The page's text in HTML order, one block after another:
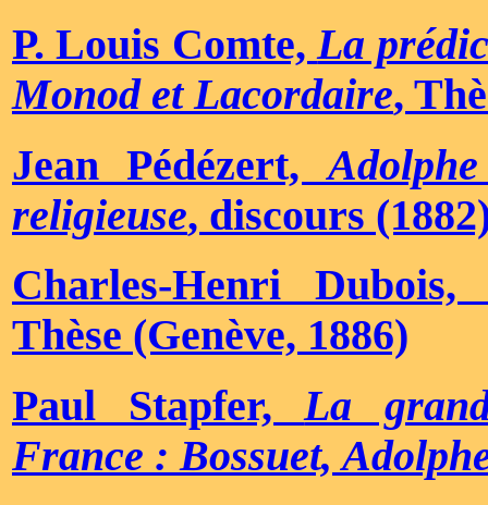
P. Louis Comte,La
Monod et Lacordaire,
Jean Pédézert,
religieuse, discours
Charles-Henri
Thèse (Genève, 1886)
Paul Stapfer,La
France : Bossuet,